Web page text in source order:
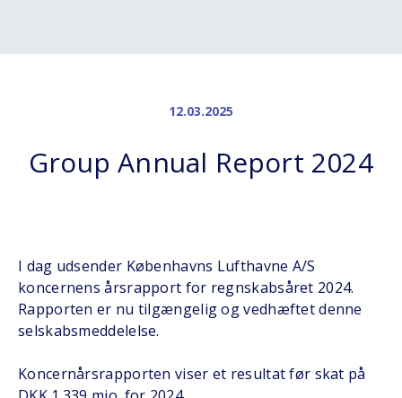
12.03.2025
Group Annual Report 2024
I dag udsender Københavns Lufthavne A/S
koncernens årsrapport for regnskabsåret 2024.
Rapporten er nu tilgængelig og vedhæftet denne
selskabsmeddelelse.
Koncernårsrapporten viser et resultat før skat på